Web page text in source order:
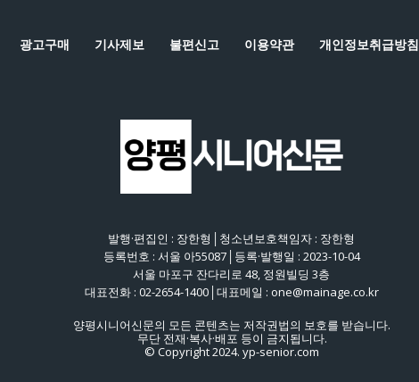
광고구매 기사제보 불편신고 이용약관 개인정보취급방침
발행·편집인 : 장한형│청소년보호책임자 : 장한형
등록번호 : 서울 아55087│등록·발행일 : 2023-10-04
서울 마포구 잔다리로 48, 정원빌딩 3층
대표전화 : 02-2654-1400│대표메일 : one@mainage.co.kr
양평시니어신문의 모든 콘텐츠는 저작권법의 보호를 받습니다.
무단 전재·복사·배포 등이 금지됩니다.
© Copyright 2024. yp-senior.com